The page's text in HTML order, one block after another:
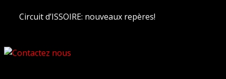
Circuit d’ISSOIRE: nouveaux repères!